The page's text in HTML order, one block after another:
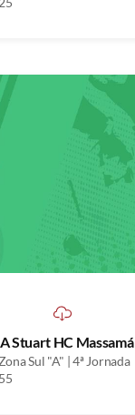
A Stuart HC Massamá
Sul "A" | 4ª Jornada